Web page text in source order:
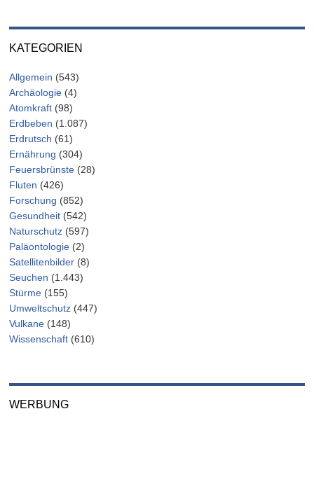
KATEGORIEN
Allgemein (543)
Archäologie (4)
Atomkraft (98)
Erdbeben (1.087)
Erdrutsch (61)
Ernährung (304)
Feuersbrünste (28)
Fluten (426)
Forschung (852)
Gesundheit (542)
Naturschutz (597)
Paläontologie (2)
Satellitenbilder (8)
Seuchen (1.443)
Stürme (155)
Umweltschutz (447)
Vulkane (148)
Wissenschaft (610)
WERBUNG